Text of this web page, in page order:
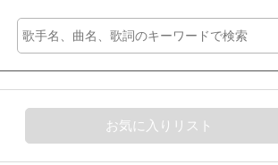
お気に入りリスト